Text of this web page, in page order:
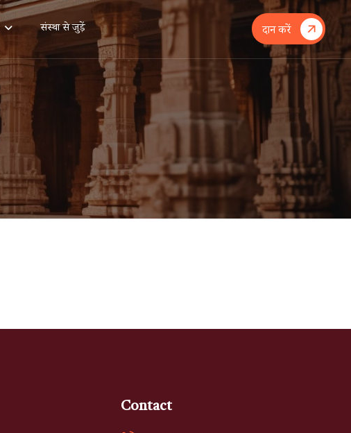
संस्था से जुड़ें दान करें
Contact